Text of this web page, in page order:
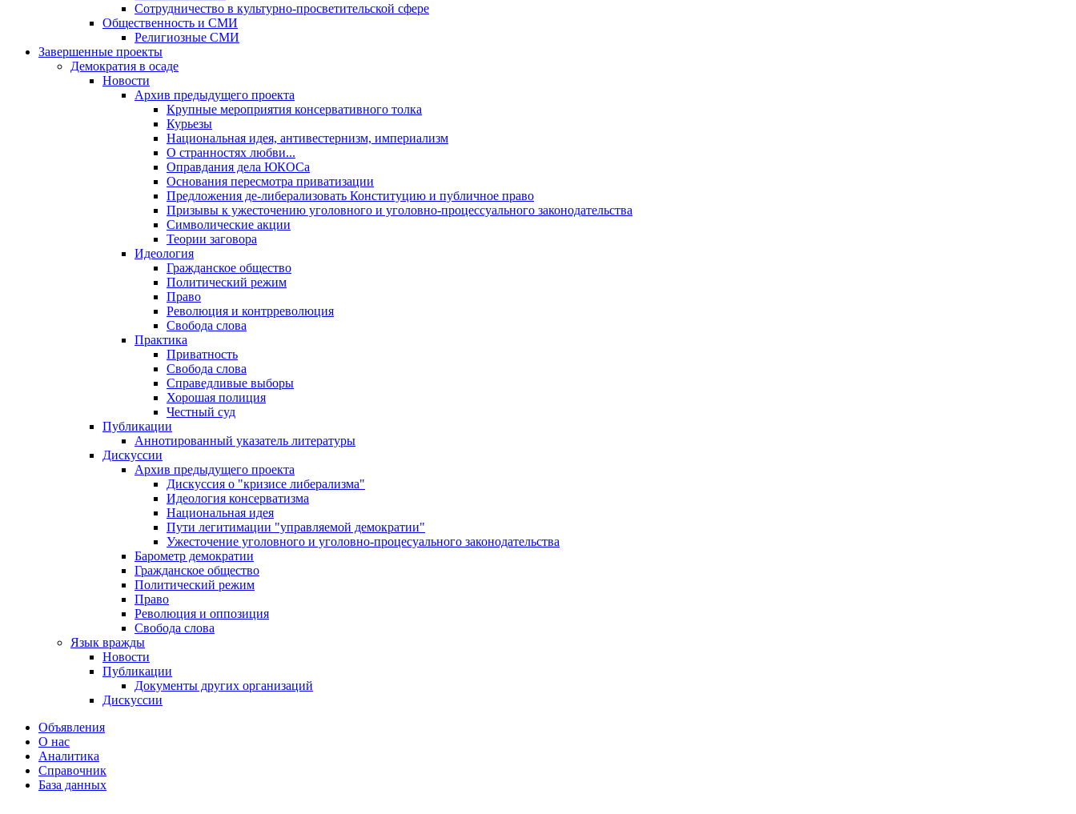
Сотрудничество в культурно-просветительской сфере
Общественность и СМИ
Религиозные СМИ
Завершенные проекты
Демократия в осаде
Новости
Архив предыдущего проекта
Крупные мероприятия консервативного толка
Курьезы
Национальная идея, антивестернизм, империализм
О странностях любви...
Оправдания дела ЮКОСа
Основания пересмотра приватизации
Предложения де-либерализовать Конституцию и публичное право
Призывы к ужесточению уголовного и уголовно-процессуального законодательства
Символические акции
Теории заговора
Идеология
Гражданское общество
Политический режим
Право
Революция и контрреволюция
Свобода слова
Практика
Приватность
Свобода слова
Справедливые выборы
Хорошая полиция
Честный суд
Публикации
Аннотированный указатель литературы
Дискуссии
Архив предыдущего проекта
Дискуссия о "кризисе либерализма"
Идеология консерватизма
Национальная идея
Пути легитимации "управляемой демократии"
Ужесточение уголовного и уголовно-процесуального законодательства
Барометр демократии
Гражданское общество
Политический режим
Право
Революция и оппозиция
Свобода слова
Язык вражды
Новости
Публикации
Документы других организаций
Дискуссии
Объявления
О нас
Аналитика
Справочник
База данных